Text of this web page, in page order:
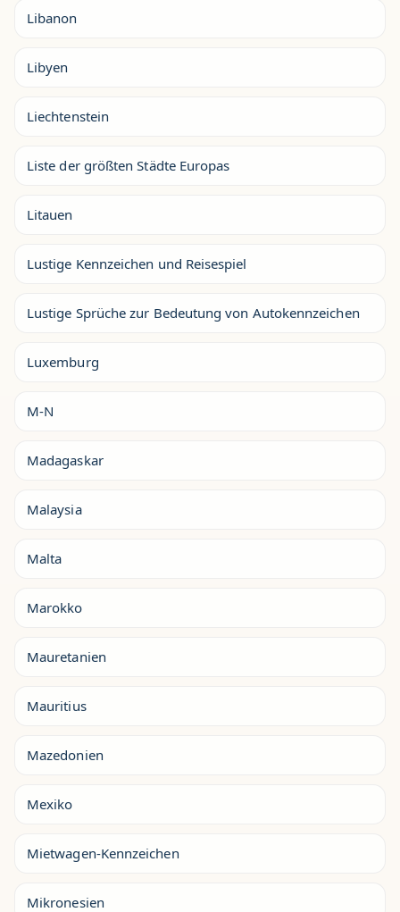
Libanon
Libyen
Liechtenstein
Liste der größten Städte Europas
Litauen
Lustige Kennzeichen und Reisespiel
Lustige Sprüche zur Bedeutung von Autokennzeichen
Luxemburg
M-N
Madagaskar
Malaysia
Malta
Marokko
Mauretanien
Mauritius
Mazedonien
Mexiko
Mietwagen-Kennzeichen
Mikronesien